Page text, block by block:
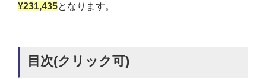
¥231,435となります。
目次(クリック可)